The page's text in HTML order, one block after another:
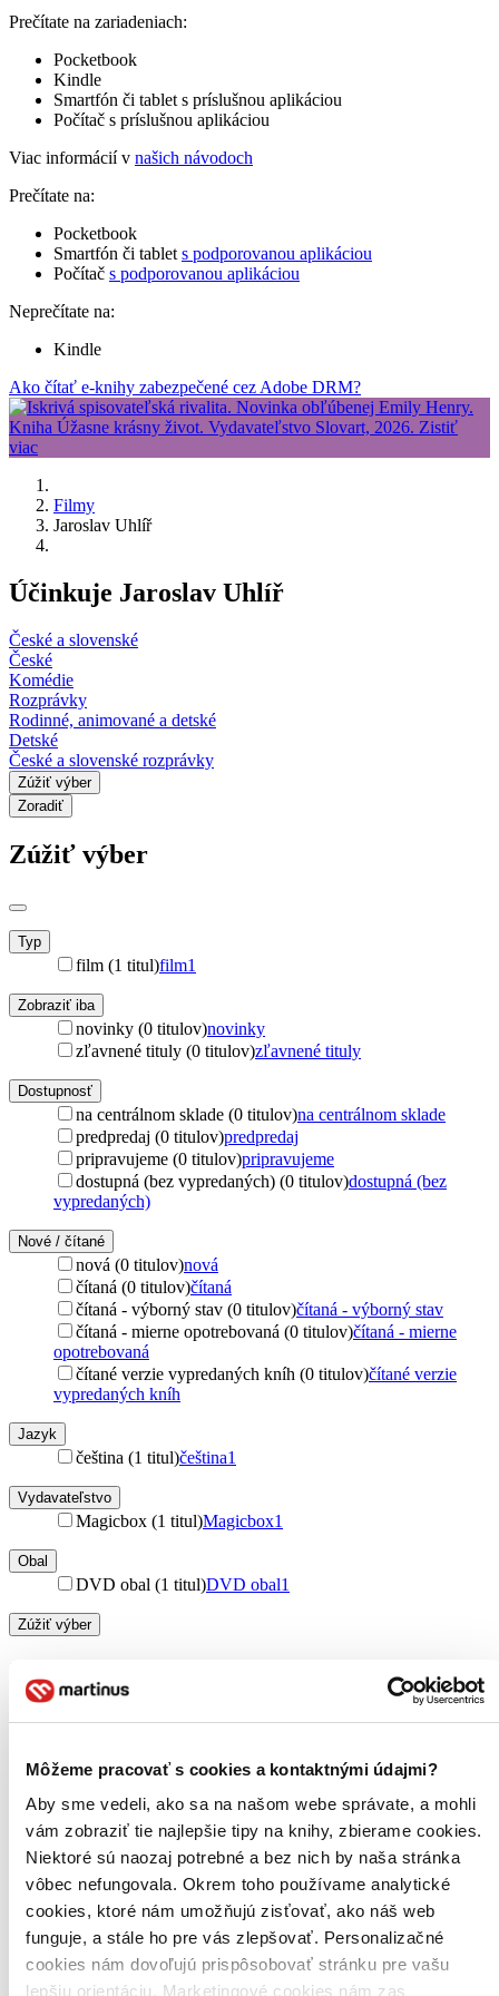
Môžeme pracovať s cookies a kontaktnými údajmi?
Aby sme vedeli, ako sa na našom webe správate, a mohli
vám zobraziť tie najlepšie tipy na knihy, zbierame cookies.
Niektoré sú naozaj potrebné a bez nich by naša stránka
vôbec nefungovala. Okrem toho používame analytické
cookies, ktoré nám umožňujú zisťovať, ako náš web
funguje, a stále ho pre vás zlepšovať. Personalizačné
cookies nám dovoľujú prispôsobovať stránku pre vašu
lepšiu orientáciu. Marketingové cookies nám zas
Prečítate na zariadeniach:
Pocketbook
Kindle
Smartfón či tablet s príslušnou aplikáciou
Počítač s príslušnou aplikáciou
Viac informácií v našich návodoch
Prečítate na:
Pocketbook
Smartfón či tablet s podporovanou aplikáciou
Počítač s podporovanou aplikáciou
Neprečítate na:
Kindle
Ako čítať e-knihy zabezpečené cez Adobe DRM?
Filmy
Jaroslav Uhlíř
Účinkuje Jaroslav Uhlíř
České a slovenské
České
Komédie
Rozprávky
Rodinné, animované a detské
Detské
České a slovenské rozprávky
Zúžiť výber
Zoradiť
Zúžiť výber
Typ
film (1 titul)film1
Zobraziť iba
novinky (0 titulov)novinky
zľavnené tituly (0 titulov)zľavnené tituly
Dostupnosť
na centrálnom sklade (0 titulov)na centrálnom sklade
predpredaj (0 titulov)predpredaj
pripravujeme (0 titulov)pripravujeme
dostupná (bez vypredaných) (0 titulov)dostupná (bez
vypredaných)
Nové / čítané
nová (0 titulov)nová
čítaná (0 titulov)čítaná
čítaná - výborný stav (0 titulov)čítaná - výborný stav
čítaná - mierne opotrebovaná (0 titulov)čítaná - mierne
opotrebovaná
čítané verzie vypredaných kníh (0 titulov)čítané verzie
vypredaných kníh
Jazyk
čeština (1 titul)čeština1
Vydavateľstvo
Magicbox (1 titul)Magicbox1
Obal
DVD obal (1 titul)DVD obal1
Zúžiť výber
Zoradiť
Bestsellery
Top hodnotené
Najdrahšie
Najlacnejšie
Najvyššia zľava